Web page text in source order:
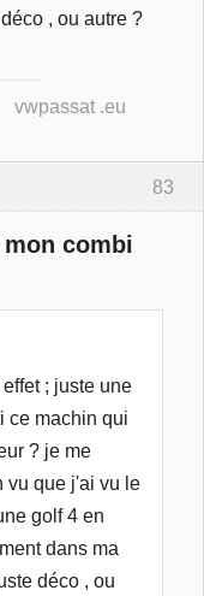
, ou autre ?
.eu
83
combi
; juste une
ce machin qui
? je me
vu que j'ai vu le
golf 4 en
dans ma
déco , ou